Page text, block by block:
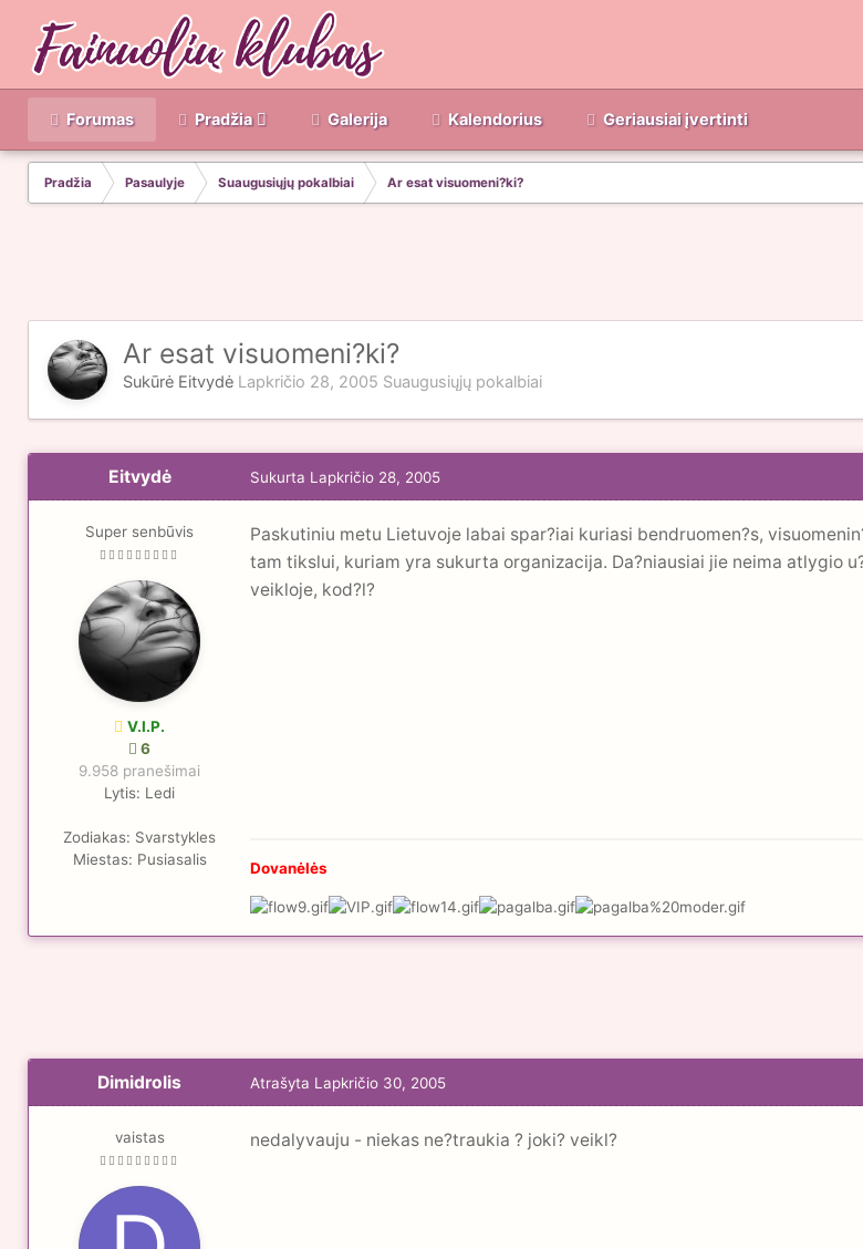
Forumas Pradžia Galerija Kalendorius Geriausiai įvertinti
Pradžia Pasaulyje Suaugusiųjų pokalbiai Ar esat visuomeni?ki?
Ar esat visuomeni?ki?
Sukūrė Eitvydė Lapkričio 28, 2005 Suaugusiųjų pokalbiai
Eitvydė
Super senbūvis
V.I.P.
6
9.958 pranešimai
Lytis: Ledi
Zodiakas: Svarstykles
Miestas: Pusiasalis
Sukurta Lapkričio 28, 2005
Paskutiniu metu Lietuvoje labai spar?iai kuriasi bendruomen?s,
tam tikslui, kuriam yra sukurta organizacija. Da?niausiai jie neima atlygio
veikloje, kod?l?
Dovanėlės
Dimidrolis
vaistas
Atrašyta Lapkričio 30, 2005
nedalyvauju - niekas ne?traukia ? joki? veikl?